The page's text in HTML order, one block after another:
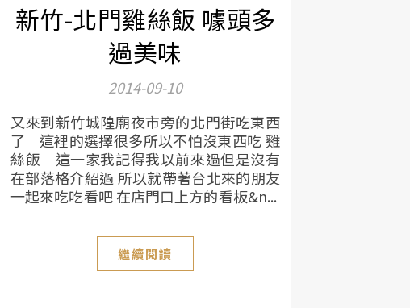
新竹-北門雞絲飯 噱頭多
過美味
2014-09-10
又來到新竹城隍廟夜市旁的北門街吃東西
了 這裡的選擇很多所以不怕沒東西吃 雞
絲飯 這一家我記得我以前來過但是沒有
在部落格介紹過 所以就帶著台北來的朋友
一起來吃吃看吧 在店門口上方的看板&n...
繼續閱讀